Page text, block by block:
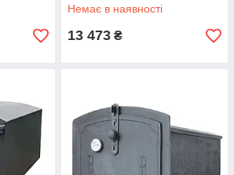
Немає в наявності
13 473 ₴